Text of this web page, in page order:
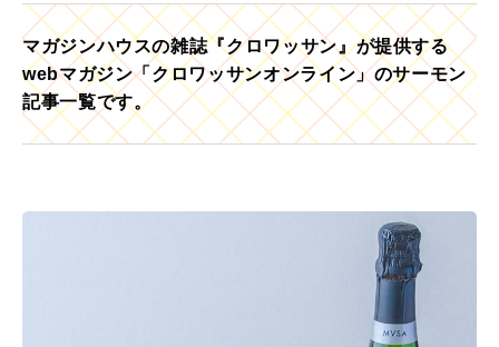
マガジンハウスの雑誌『クロワッサン』が提供する
webマガジン「クロワッサンオンライン」のサーモン
記事一覧です。